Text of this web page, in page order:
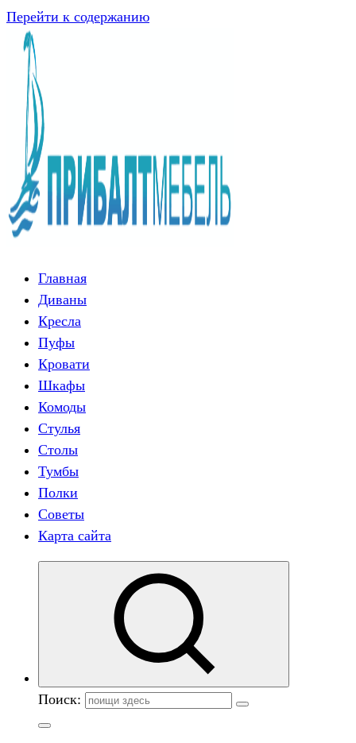
Перейти к содержанию
Главная
Диваны
Кресла
Пуфы
Кровати
Шкафы
Комоды
Стулья
Столы
Тумбы
Полки
Советы
Карта сайта
Поиск: